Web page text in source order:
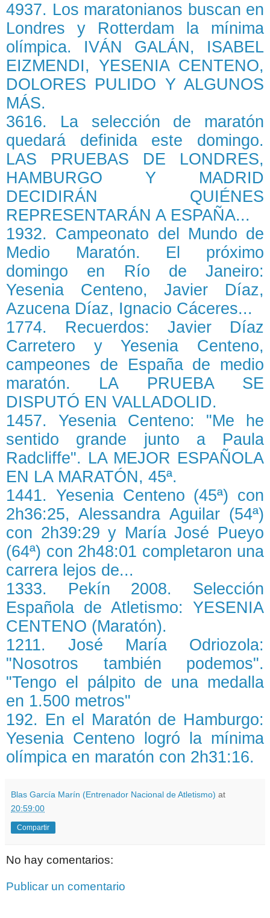
4937. Los maratonianos buscan en
Londres y Rotterdam la mínima
olímpica. IVÁN GALÁN, ISABEL
EIZMENDI, YESENIA CENTENO,
DOLORES PULIDO Y ALGUNOS
MÁS.
3616. La selección de maratón
quedará definida este domingo.
LAS PRUEBAS DE LONDRES,
HAMBURGO Y MADRID
DECIDIRÁN QUIÉNES
REPRESENTARÁN A ESPAÑA...
1932. Campeonato del Mundo de
Medio Maratón. El próximo
domingo en Río de Janeiro:
Yesenia Centeno, Javier Díaz,
Azucena Díaz, Ignacio Cáceres...
1774. Recuerdos: Javier Díaz
Carretero y Yesenia Centeno,
campeones de España de medio
maratón. LA PRUEBA SE
DISPUTÓ EN VALLADOLID.
1457. Yesenia Centeno: "Me he
sentido grande junto a Paula
Radcliffe". LA MEJOR ESPAÑOLA
EN LA MARATÓN, 45ª.
1441. Yesenia Centeno (45ª) con
2h36:25, Alessandra Aguilar (54ª)
con 2h39:29 y María José Pueyo
(64ª) con 2h48:01 completaron una
carrera lejos de...
1333. Pekín 2008. Selección
Española de Atletismo: YESENIA
CENTENO (Maratón).
1211. José María Odriozola:
"Nosotros también podemos".
"Tengo el pálpito de una medalla
en 1.500 metros"
192. En el Maratón de Hamburgo:
Yesenia Centeno logró la mínima
olímpica en maratón con 2h31:16.
Blas García Marín (Entrenador Nacional de Atletismo) at
20:59:00
Compartir
No hay comentarios:
Publicar un comentario